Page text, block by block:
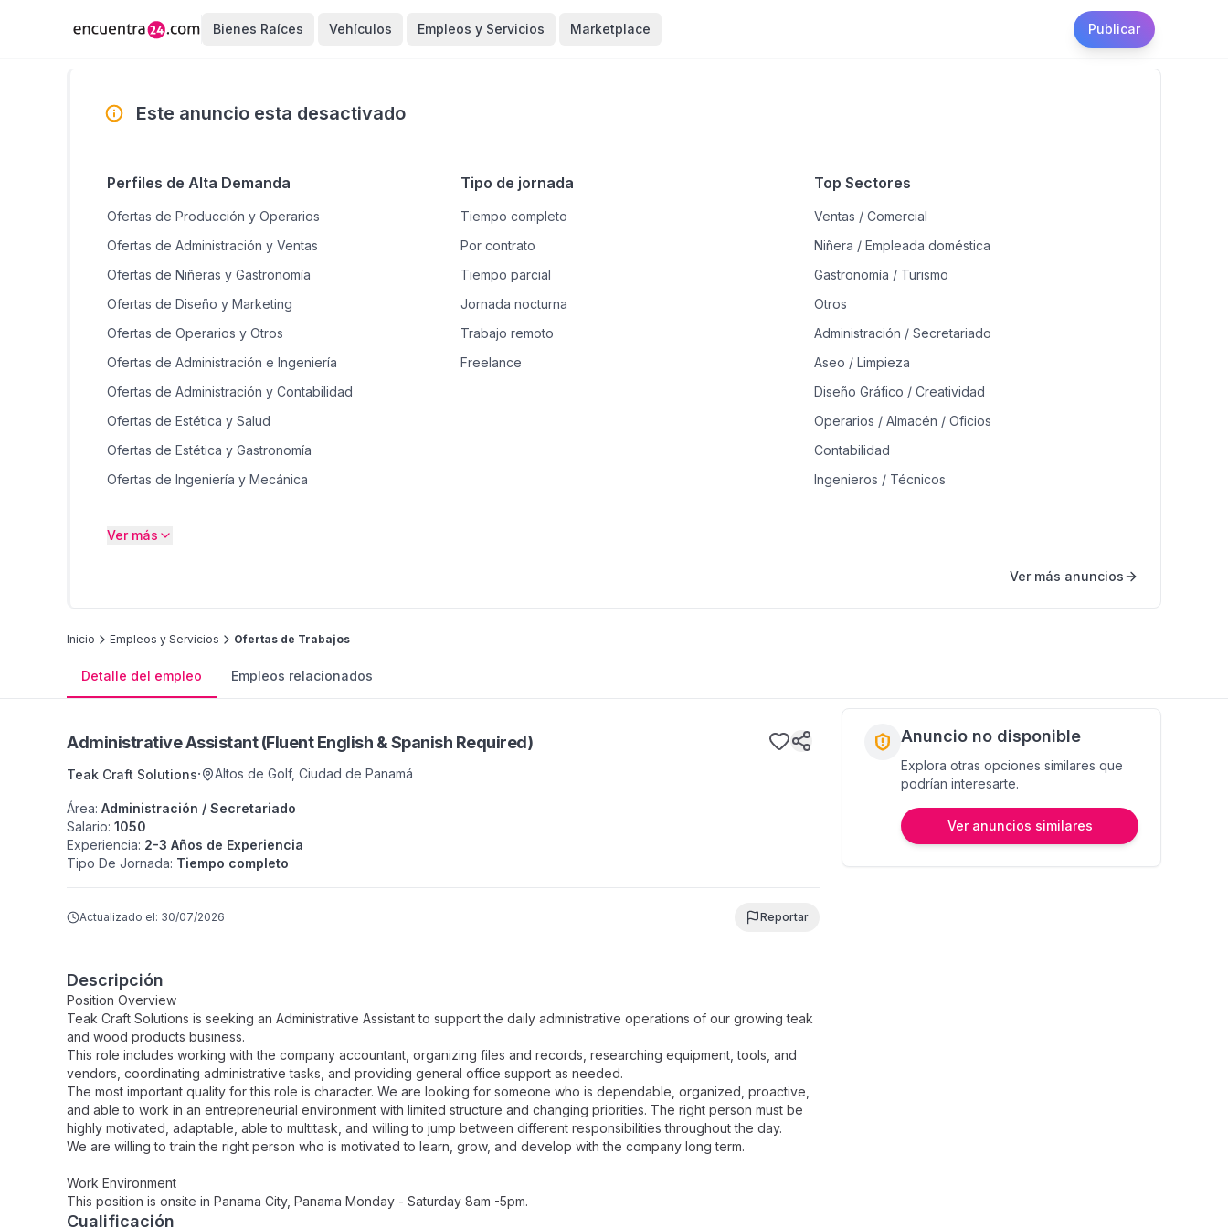
Bienes Raíces Vehículos Empleos y Servicios Marketplace Publicar
Este anuncio esta desactivado
Perfiles de Alta Demanda
Ofertas de Producción y Operarios
Ofertas de Administración y Ventas
Ofertas de Niñeras y Gastronomía
Ofertas de Diseño y Marketing
Ofertas de Operarios y Otros
Ofertas de Administración e Ingeniería
Ofertas de Administración y Contabilidad
Ofertas de Estética y Salud
Ofertas de Estética y Gastronomía
Ofertas de Ingeniería y Mecánica
Ofertas de Producción y Gastronomía
Tipo de jornada
Tiempo completo
Por contrato
Tiempo parcial
Jornada nocturna
Trabajo remoto
Freelance
Top Sectores
Ventas / Comercial
Niñera / Empleada doméstica
Gastronomía / Turismo
Otros
Administración / Secretariado
Aseo / Limpieza
Diseño Gráfico / Creatividad
Operarios / Almacén / Oficios
Contabilidad
Ingenieros / Técnicos
Ver más
Ver más anuncios
Inicio Empleos y Servicios Ofertas de Trabajos
Detalle del empleo Empleos relacionados
Administrative Assistant (Fluent English & Spanish Required)
Teak Craft Solutions· Altos de Golf, Ciudad de Panamá
Área: Administración / Secretariado
Salario: 1050
Experiencia: 2-3 Años de Experiencia
Tipo De Jornada: Tiempo completo
Actualizado el: 30/07/2026 Reportar
Descripción
Position Overview
Teak Craft Solutions is seeking an Administrative Assistant to support the daily administrative operations of our growing teak
and wood products business.
This role includes working with the company accountant, organizing files and records, researching equipment, tools, and
vendors, coordinating administrative tasks, and providing general office support as needed.
The most important quality for this role is character. We are looking for someone who is dependable, organized, proactive,
and able to work in an entrepreneurial environment with limited structure and changing priorities. The right person must be
highly motivated, adaptable, able to multitask, and willing to jump between different responsibilities throughout the day.
We are willing to train the right person who is motivated to learn, grow, and develop with the company long term.
Work Environment
This position is onsite in Panama City, Panama Monday - Saturday 8am -5pm.
Cualificación
Anuncio no disponible
Explora otras opciones similares que
podrían interesarte.
Ver anuncios similares